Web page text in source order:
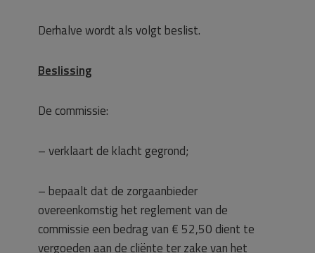
Derhalve wordt als volgt beslist.
Beslissing
De commissie:
– verklaart de klacht gegrond;
– bepaalt dat de zorgaanbieder
overeenkomstig het reglement van de
commissie een bedrag van € 52,50 dient te
vergoeden aan de cliënte ter zake van het